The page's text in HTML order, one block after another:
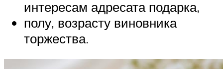
интересам адресата подарка,
полу, возрасту виновника
торжества.